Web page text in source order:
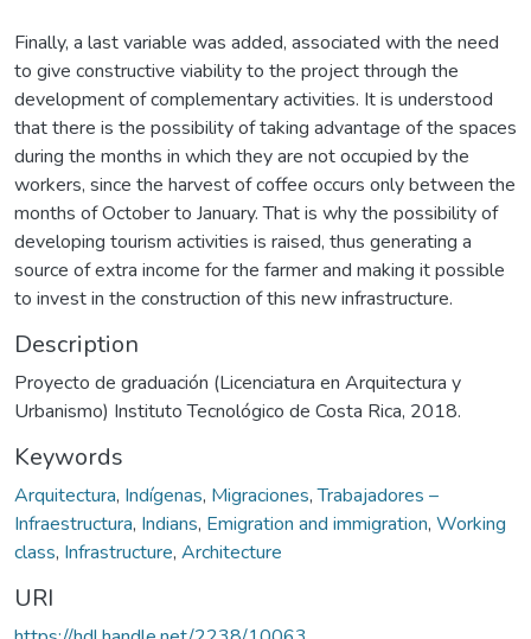
Finally, a last variable was added, associated with the need
to give constructive viability to the project through the
development of complementary activities. It is understood
that there is the possibility of taking advantage of the spaces
during the months in which they are not occupied by the
workers, since the harvest of coffee occurs only between the
months of October to January. That is why the possibility of
developing tourism activities is raised, thus generating a
source of extra income for the farmer and making it possible
to invest in the construction of this new infrastructure.
Description
Proyecto de graduación (Licenciatura en Arquitectura y
Urbanismo) Instituto Tecnológico de Costa Rica, 2018.
Keywords
Arquitectura, Indígenas, Migraciones,Trabajadores –
Infraestructura, Indians, Emigration and immigration, Working
class, Infrastructure, Architecture
URI